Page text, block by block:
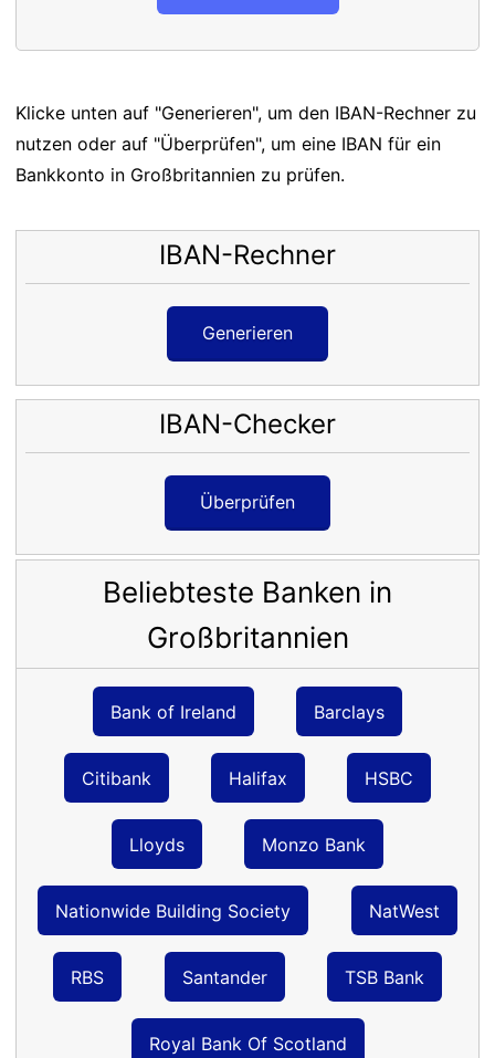
Klicke unten auf "Generieren", um den IBAN-Rechner zu
nutzen oder auf "Überprüfen", um eine IBAN für ein
Bankkonto in Großbritannien zu prüfen.
IBAN-Rechner
Generieren
IBAN-Checker
Überprüfen
Beliebteste Banken in
Großbritannien
Bank of Ireland Barclays
Citibank Halifax HSBC
Lloyds Monzo Bank
Nationwide Building Society NatWest
RBS Santander TSB Bank
Royal Bank Of Scotland